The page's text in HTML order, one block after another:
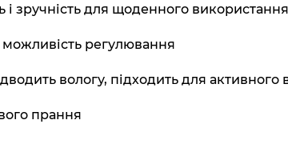
і зручність для щоденного використання
можливість регулювання
вологу, підходить для активного
прання